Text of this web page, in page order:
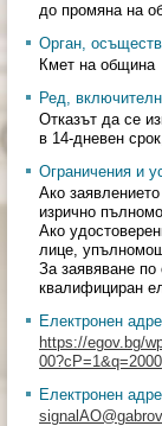
до промяна на
Орган,
Кмет на община
Ред,
Отказът да се
в 14-дневен
Ограничения и
Ако
изрично
Ако
лице,
За заявяване
квалифициран
Електронен
https://egov.bg/
00?cP=1&q=2000
Електронен